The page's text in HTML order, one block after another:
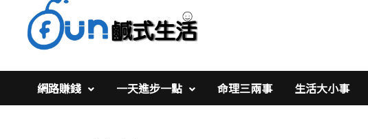
網路賺錢 一天進步一點 命理三兩事 生活大小事